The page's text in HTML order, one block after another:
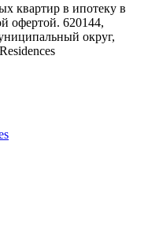
квартир в ипотеку в
офертой. 620144,
округ,